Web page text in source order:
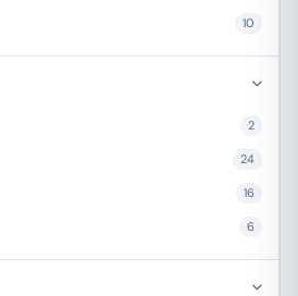
24
10
2
24
16
6